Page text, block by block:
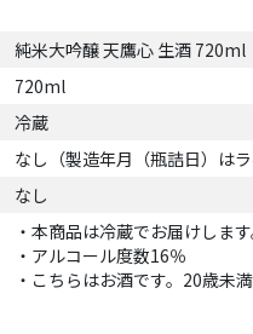
純米大吟醸 天鷹心 生酒 720ml
720ml
冷蔵
なし（製造年月（瓶詰日）は
なし
・本商品は冷蔵でお届けしま
・アルコール度数16％
・こちらはお酒です。20歳未